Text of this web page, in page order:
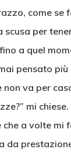
come se
scusa per
a quel
pensato più
non va per
mi chiese.
che a volte mi
da